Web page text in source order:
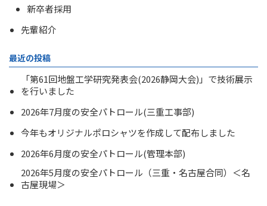
新卒者採用
先輩紹介
最近の投稿
「第61回地盤工学研究発表会(2026静岡大会)」で技術展示
を行いました
2026年7月度の安全パトロール(三重工事部)
今年もオリジナルポロシャツを作成して配布しました
2026年6月度の安全パトロール(管理本部)
2026年5月度の安全パトロール（三重・名古屋合同）＜名
古屋現場＞